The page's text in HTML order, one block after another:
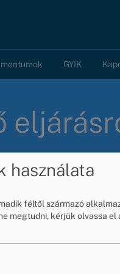
GYIK
használata
féltől származó
megtudni, kérjük olvassa el